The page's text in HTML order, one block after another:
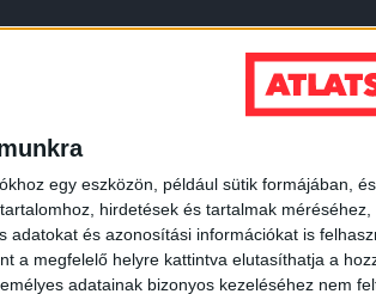
egy eszközön, például sütik formájában,
hirdetések és tartalmak
és azonosítási információkat is
a megfelelő helyre kattintva elutasíthatja a
adatainak bizonyos kezeléséhez nem